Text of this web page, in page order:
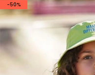
Zwischensumme
Gesamtbetrag
weiter
-50%